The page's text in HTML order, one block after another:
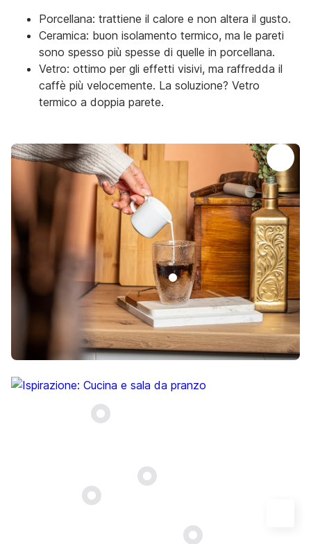
Porcellana: trattiene il calore e non altera il gusto.
Ceramica: buon isolamento termico, ma le pareti
sono spesso più spesse di quelle in porcellana.
Vetro: ottimo per gli effetti visivi, ma raffredda il
caffè più velocemente. La soluzione? Vetro
termico a doppia parete.